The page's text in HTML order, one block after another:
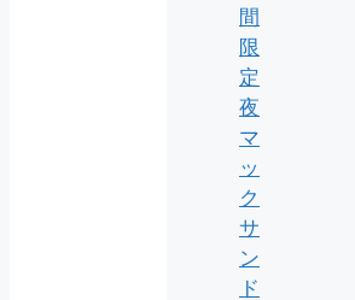
間
限
定
夜
マ
ッ
ク
サ
ン
ド